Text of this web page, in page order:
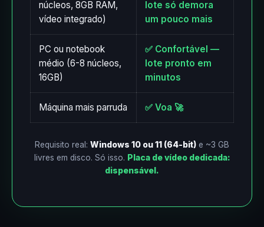
núcleos, 8GB RAM,
vídeo integrado)
lote só demora
um pouco mais
PC ou notebook
médio (6-8 núcleos,
16GB)
✅ Confortável —
lote pronto em
minutos
Máquina mais parruda ✅ Voa 🚀
Requisito real: Windows 10 ou 11 (64-bit) e ~3 GB
livres em disco. Só isso. Placa de vídeo dedicada:
dispensável.